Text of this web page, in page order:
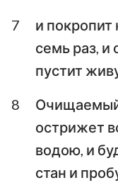
7
и
семь раз, и
пустит
8
острижет
водою, и
стан и